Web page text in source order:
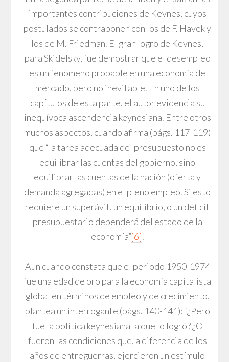
importantes contribuciones de Keynes, cuyos
postulados se contraponen con los de F. Hayek y
los de M. Friedman. El gran logro de Keynes,
para Skidelsky, fue demostrar que el desempleo
es un fenómeno probable en una economía de
mercado, pero no inevitable. En uno de los
capítulos de esta parte, el autor evidencia su
inequívoca ascendencia keynesiana. Entre otros
muchos aspectos, cuando afirma (págs. 117-119)
que “la tarea adecuada del presupuesto no es
equilibrar las cuentas del gobierno, sino
equilibrar las cuentas de la nación (oferta y
demanda agregadas) en el pleno empleo. Si esto
requiere un superávit, un equilibrio, o un déficit
presupuestario dependerá del estado de la
economía”[6].
Aun cuando constata que el periodo 1950-1974
fue una edad de oro para la economía capitalista
global en términos de empleo y de crecimiento,
plantea un interrogante (págs. 140-141): “¿Pero
fue la política keynesiana la que lo logró? ¿O
fueron las condiciones que, a diferencia de los
años de entreguerras, ejercieron un estímulo